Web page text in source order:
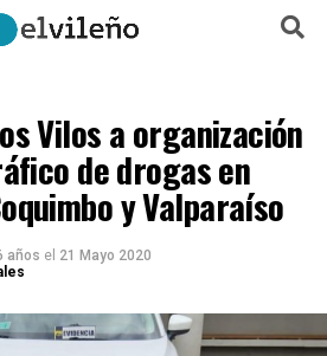
Vilos a organización
de drogas en
y Valparaíso
años el 21 Mayo 2020